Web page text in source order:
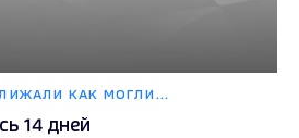
КАК МОГЛИ...
14 дней